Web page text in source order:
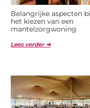
Belangrijke aspecten
het kiezen van een
mantelzorgwoning
Lees verder ➜